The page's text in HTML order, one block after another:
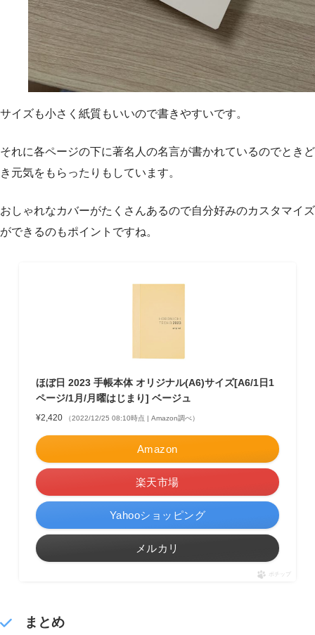
サイズも小さく紙質もいいので書きやすいです。
それに各ページの下に著名人の名言が書かれているのでときど
き元気をもらったりもしています。
おしゃれなカバーがたくさんあるので自分好みのカスタマイズ
ができるのもポイントですね。
ほぼ日 2023 手帳本体 オリジナル(A6)サイズ[A6/1日1
ページ/1月/月曜はじまり] ベージュ
¥2,420 （2022/12/25 08:10時点 | Amazon調べ）
Amazon
楽天市場
Yahooショッピング
メルカリ
ポチップ
まとめ